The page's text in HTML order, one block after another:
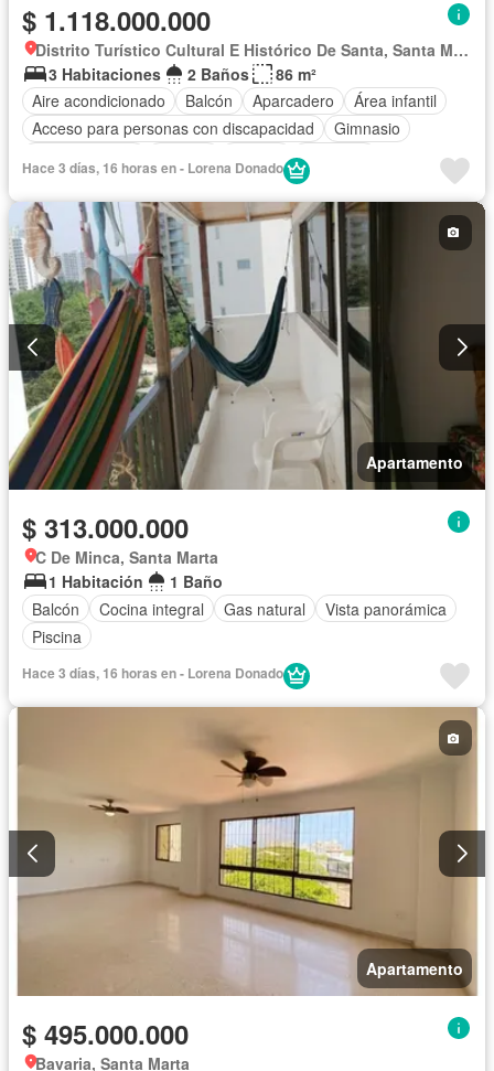
$ 1.118.000.000
Distrito Turístico Cultural E Histórico De Santa, Santa Marta
3 Habitaciones
2 Baños
86 m²
Aire acondicionado
Balcón Aparcadero
Área infantil
Acceso para personas con discapacidad
Gimnasio
Ascensor
Sauna
Seguridad privada
Piscina Agua
Hace 3 días, 16 horas en - Lorena Donado
Apartamento
$ 313.000.000
C De Minca, Santa Marta
1 Habitación
1 Baño
Balcón
Cocina integral Gas natural
Vista panorámica
Piscina
Hace 3 días, 16 horas en - Lorena Donado
Apartamento
$ 495.000.000
Bavaria, Santa Marta